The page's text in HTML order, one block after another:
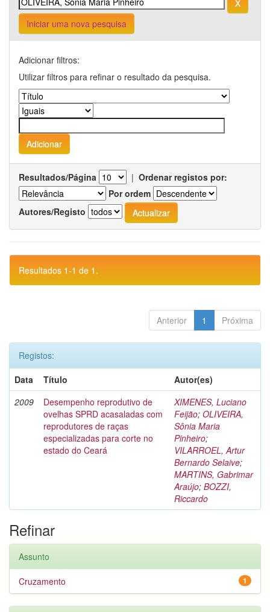
Iniciar uma nova pesquisa
Adicionar filtros:
Utilizar filtros para refinar o resultado da pesquisa.
Resultados/Página | Ordenar registos por:
Por ordem
Autores/Registo
Resultados 1-1 de 1.
Anterior 1 Próxima
Registos:
Data
Título
Autor(es)
2009
Desempenho reprodutivo de
ovelhas SPRD acasaladas com
reprodutores de raças
especializadas para corte no
estado do Ceará
XIMENES, Luciano
Feijão; OLIVEIRA,
Sônia Maria
Pinheiro;
VILARROEL, Artur
Bernardo Selaive;
MARTINS, Gabrimar
Araújo; BOZZI,
Riccardo
Refinar
Assunto
1
Cruzamento